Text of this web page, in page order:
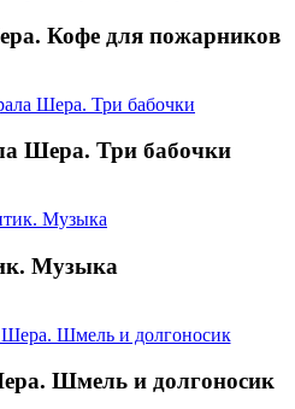
Кофе для пожарников
Шера. Три бабочки
Музыка
Шмель и долгоносик